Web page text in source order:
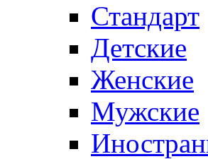
Стандарт
Детские
Женские
Мужские